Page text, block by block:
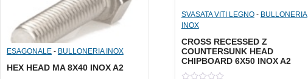
ESAGONALE- BULLONERIA INOX
HEX HEAD MA 8X40 INOX A2
SVASATA VITI LEGNO- BULLONERIA
INOX
CROSS RECESSED Z
COUNTERSUNK HEAD
CHIPBOARD 6X50 INOX A2